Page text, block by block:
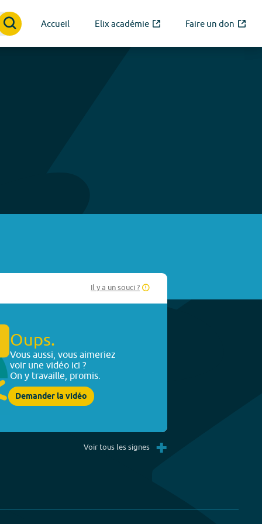
Accueil Elix académie Faire un don
Il y a un souci ?
Oups.
Vous aussi, vous aimeriez
voir une vidéo ici ?
On y travaille, promis.
Demander la vidéo
Voir tous les signes +